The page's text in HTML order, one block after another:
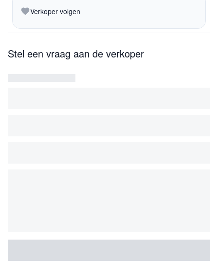
Verkoper volgen
Stel een vraag aan de verkoper